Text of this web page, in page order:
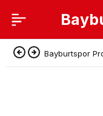
Bayburtspor